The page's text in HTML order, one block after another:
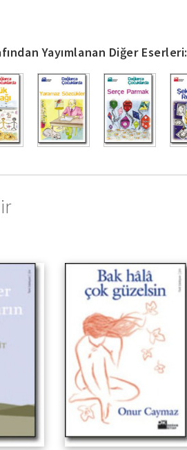
Yayımlanan Diğer Eserleri: